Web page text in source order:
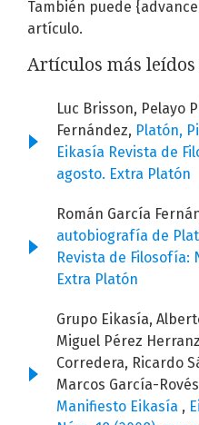
También puede
artículo.
Artículos más
Luc Brisson, Pelayo
Fernández, Platón,
Eikasía Revista de
agosto. Extra Platón
Román García
autobiografía de
Revista de Filosofía:
Extra Platón
Grupo Eikasía,
Miguel Pérez
Corredera, Ricardo
Marcos García-
Manifiesto Eikasía ,